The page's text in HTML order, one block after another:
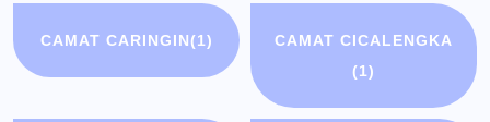
CAMAT CARINGIN(1)
CAMAT CICALENGKA
(1)